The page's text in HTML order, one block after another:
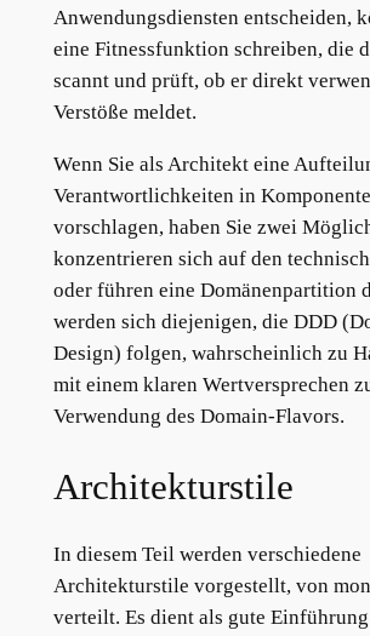
Anwendungsdiensten entscheiden,
eine Fitnessfunktion schreiben, die
scannt und prüft, ob er direkt
Verstöße meldet.
Wenn Sie als Architekt eine
Verantwortlichkeiten in
vorschlagen, haben Sie zwei
konzentrieren sich auf den
oder führen eine Domänenpartition
werden sich diejenigen, die DDD
Design) folgen, wahrscheinlich zu
mit einem klaren Wertversprechen
Verwendung des Domain-Flavors.
Architekturstile
In diesem Teil werden verschiedene
Architekturstile vorgestellt, von
verteilt. Es dient als gute